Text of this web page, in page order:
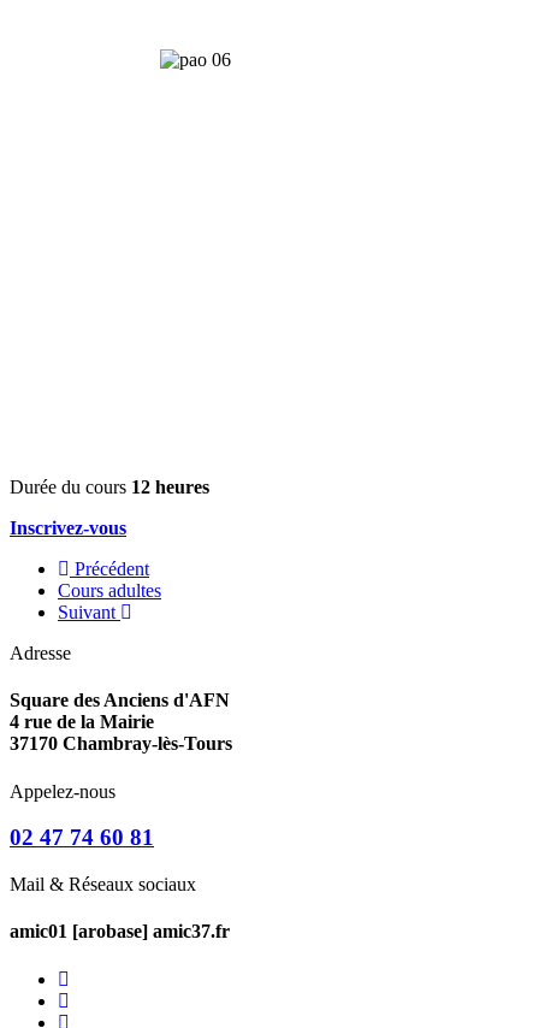
Durée du cours 12 heures
Inscrivez-vous
Précédent
Cours adultes
Suivant
Adresse
Square des Anciens d'AFN
4 rue de la Mairie
37170 Chambray-lès-Tours
Appelez-nous
02 47 74 60 81
Mail & Réseaux sociaux
amic01 [arobase] amic37.fr